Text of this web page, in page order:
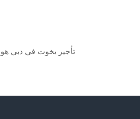
تأجير يخوت في دبي هو